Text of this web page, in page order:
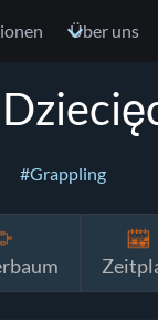
Über uns
#Grappling